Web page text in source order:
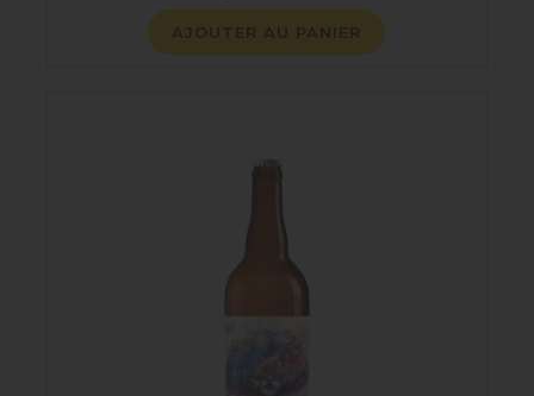
AJOUTER AU PANIER